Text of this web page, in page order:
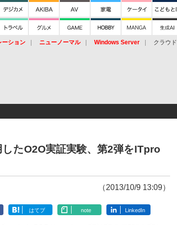
ーション ニューノーマル Windows Server クラウド
たO2O実証実験、第2弾をITpro
（2013/10/9 13:09）
はてブ note LinkedIn